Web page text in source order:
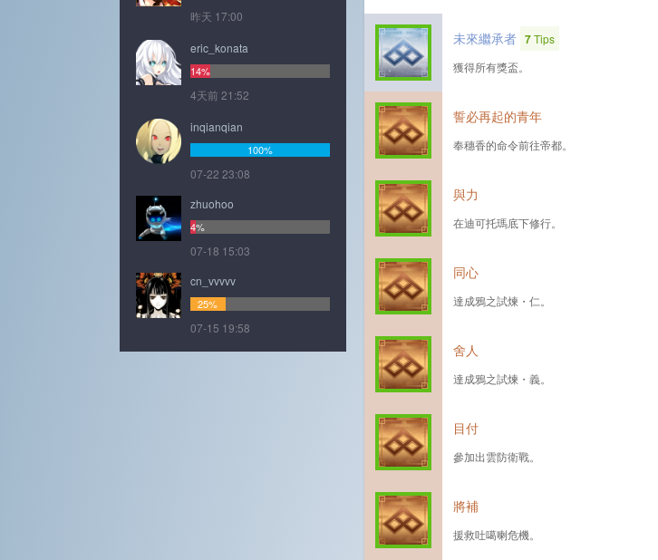
未來繼承者 7Tips
獲得所有獎盃。
誓必再起的青年
奉穗香的命令前往帝都。
與力
在迪可托瑪底下修行。
同心
達成鴉之試煉・仁。
舍人
達成鴉之試煉・義。
目付
參加出雲防衛戰。
將補
援救吐噶喇危機。
昨天 17:00
eric_konata
14%
4天前 21:52
inqianqian
100%
07-22 23:08
zhuohoo
4%
07-18 15:03
cn_vvvvv
25%
07-15 19:58